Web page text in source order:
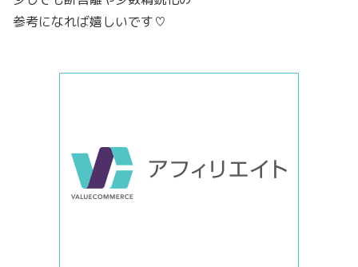
参考になれば嬉しいです♡